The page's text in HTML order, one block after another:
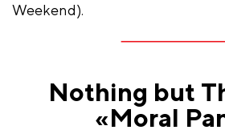
Weekend).
Nothing but
«Moral